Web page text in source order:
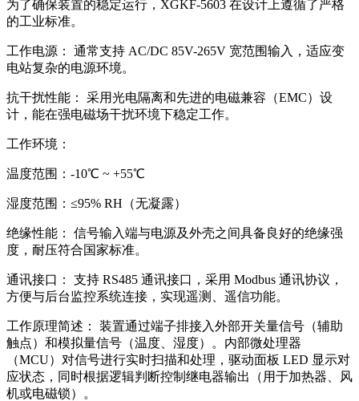
为了确保装置的稳定运行，XGKF-5603 在设计上遵循了严格
的工业标准。
工作电源： 通常支持 AC/DC 85V-265V 宽范围输入，适应变
电站复杂的电源环境。
抗干扰性能： 采用光电隔离和先进的电磁兼容（EMC）设
计，能在强电磁场干扰环境下稳定工作。
工作环境：
温度范围：-10℃ ~ +55℃
湿度范围：≤95% RH（无凝露）
绝缘性能： 信号输入端与电源及外壳之间具备良好的绝缘强
度，耐压符合国家标准。
通讯接口： 支持 RS485 通讯接口，采用 Modbus 通讯协议，
方便与后台监控系统连接，实现遥测、遥信功能。
工作原理简述： 装置通过端子排接入外部开关量信号（辅助
触点）和模拟量信号（温度、湿度）。内部微处理器
（MCU）对信号进行实时扫描和处理，驱动面板 LED 显示对
应状态，同时根据逻辑判断控制继电器输出（用于加热器、风
机或电磁锁）。